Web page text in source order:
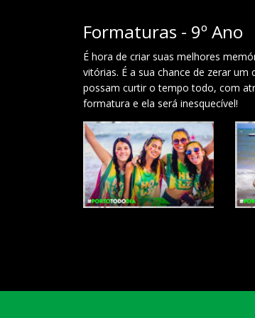
Formaturas - 9º Ano
É hora de criar suas melhores
vitórias. É a sua chance de zerar
possam curtir o tempo todo, com
formatura e ela será inesquecível!